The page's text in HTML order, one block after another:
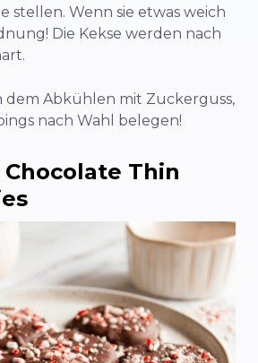
stellen. Wenn sie etwas weich
Die Kekse werden nach
dem Abkühlen mit Zuckerguss,
nach Wahl belegen!
Thin